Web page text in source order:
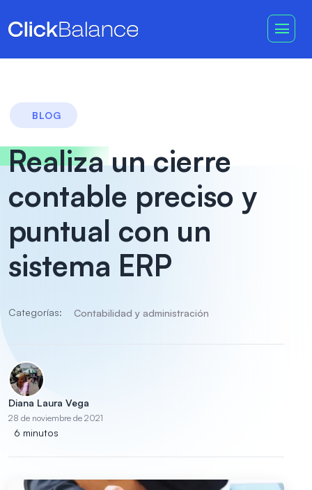
BLOG
Realiza un cierre
contable preciso y
puntual con un
sistema ERP
Categorías: Contabilidad y administración
Diana Laura Vega
28 de noviembre de 2021
6 minutos